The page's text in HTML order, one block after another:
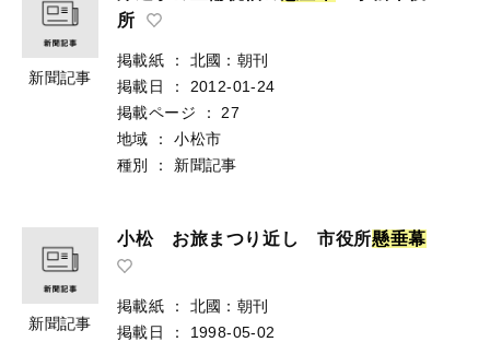
新聞記事
所
掲載紙 ：
北國：朝刊
掲載日
：
2012-01-24
掲載ページ
：
27
地域
：
小松市
種別
： 新聞記事
新聞記事
小松 お旅まつり近し 市役所懸垂幕
掲載紙 ：
北國：朝刊
掲載日
：
1998-05-02